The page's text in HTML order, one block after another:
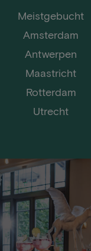
Meistgebucht
Amsterdam
Antwerpen
Maastricht
Rotterdam
Utrecht